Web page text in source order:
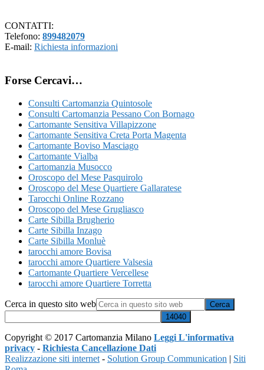
CONTATTI:
Telefono: 899482079
E-mail: Richiesta informazioni
Forse Cercavi…
Consulti Cartomanzia Quintosole
Consulti Cartomanzia Pessano Con Bornago
Cartomante Sensitiva Villapizzone
Cartomante Sensitiva Creta Porta Magenta
Cartomante Boviso Masciago
Cartomante Vialba
Cartomanzia Musocco
Oroscopo del Mese Pasquirolo
Oroscopo del Mese Quartiere Gallaratese
Tarocchi Online Rozzano
Oroscopo del Mese Grugliasco
Carte Sibilla Brugherio
Carte Sibilla Inzago
Carte Sibilla Monluè
tarocchi amore Bovisa
tarocchi amore Quartiere Valsesia
Cartomante Quartiere Vercellese
tarocchi amore Quartiere Torretta
Cerca in questo sito web
Copyright © 2017 Cartomanzia Milano Leggi L'informativa
privacy - Richiesta Cancellazione Dati
Realizzazione siti internet - Solution Group Communication | Siti